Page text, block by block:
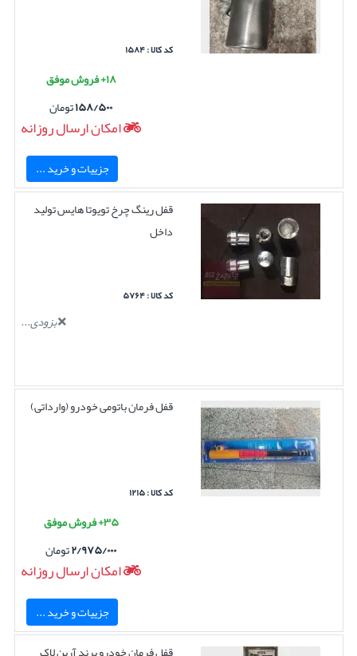
کد کالا : ۱۵۸۴
۱۸+ فروش موفق
۱۵۸/۵۰۰تومان
امکان ارسال روزانه
جزییات و خرید ...
قفل رینگ چرخ تویوتا هایس تولید
داخل
کد کالا : ۵۷۶۴
بزودی...
قفل فرمان باتومی خودرو (وارداتی)
کد کالا : ۱۲۱۵
۳۵+ فروش موفق
۲/۹۷۵/۰۰۰تومان
امکان ارسال روزانه
جزییات و خرید ...